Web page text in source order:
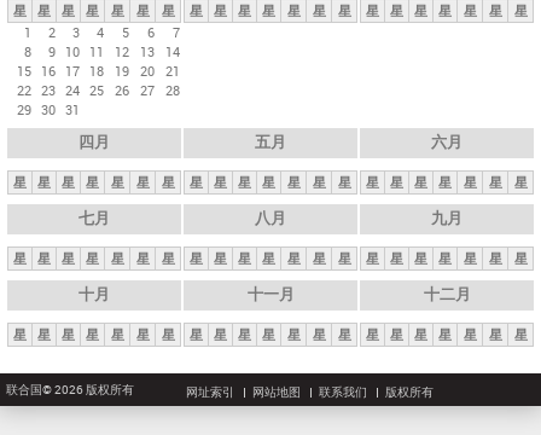
星 星 星 星 星 星
星
1
2 3 4 5 6
7
8
9 10 11 12 13
14
15 16 17 18 19 20 21
22 23 24 25 26 27 28
29 30 31
星 星 星 星 星 星 星 星 星 星 星 星 星 星
四月
星 星 星 星 星 星 星
五月
星 星 星 星 星 星 星
六月
星 星 星 星 星 星 星
七月
星 星 星 星 星 星 星
八月
星 星 星 星 星 星 星
九月
星 星 星 星 星 星 星
十月
星 星 星 星 星 星 星
十一月
星 星 星 星 星 星 星
十二月
星 星 星 星 星 星 星
联合国© 2026 版权所有 网址索引 网站地图 联系我们 版权所有